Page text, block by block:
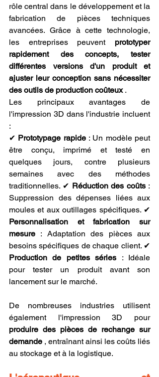
rôle central dans le développement et la
fabrication de pièces techniques
avancées. Grâce à cette technologie,
les entreprises peuvent prototyper
rapidement des concepts, tester
différentes versions d'un produit et
ajuster leur conception sans nécessiter
des outils de production coûteux .
Les principaux avantages de
l'impression 3D dans l'industrie incluent
:
✔ Prototypage rapide : Un modèle peut
être conçu, imprimé et testé en
quelques jours, contre plusieurs
semaines avec des méthodes
traditionnelles. ✔ Réduction des coûts :
Suppression des dépenses liées aux
Personnalisation et fabrication sur
mesure : Adaptation des pièces aux
Production de petites séries : Idéale
pour tester un produit avant son
lancement sur le marché.
De nombreuses industries utilisent
également l'impression 3D pour
produire des pièces de rechange sur
demande , entraînant ainsi les coûts liés
au stockage et à la logistique.